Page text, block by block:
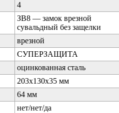
4
ЗВ8 — замок врезной
сувальдный без защелки
врезной
СУПЕРЗАЩИТА
оцинкованная сталь
203х130х35 мм
64 мм
нет/нет/да